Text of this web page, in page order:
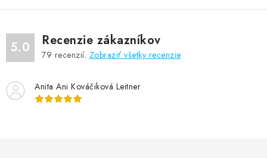
5.0 Recenzie zákazníkov
79 recenzií. Zobraziť všetky recenzie
Anita Ani Kováčiková Leitner